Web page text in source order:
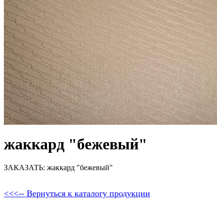
жаккард "бежевый"
ЗАКАЗАТЬ: жаккард "бежевый"
<<<-- Вернуться к каталогу продукции